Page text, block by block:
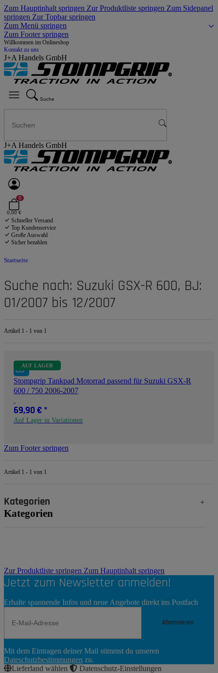
Zum Hauptinhalt springen Zur Produktliste springen Zum Sidepanel
springen Zur Topbar springen
Zum Menü springen
Zum Footer springen
Willkommen im Onlineshop
Kontakt zu uns
J+A Handels GmbH
Suche
J+A Handels GmbH
0
0,00 €
Schneller Versand
Top Kundenservice
Große Auswahl
Sicher bezahlen
Startseite
Suche nach: Suzuki GSX-R 600, BJ:
01/2007 bis 12/2007
Artikel 1 - 1 von 1
AUF LAGER
Stompgrip Tankpad Motorrad passend für Suzuki GSX-R
600 / 750 2006-2007
69,90 € *
Auf Lager in Variationen
Zum Footer springen
Artikel 1 - 1 von 1
Kategorien
Kategorien
Zur Produktliste springen Zum Hauptinhalt springen
Jetzt zum Newsletter anmelden!
Erhalte spannende Infos und neue Angebote direkt ins Postfach
Abonnieren
Abonnieren
Mit dem Eintragen deiner Mail stimmst du unseren
Dateschutzbestimmungen zu.
Lieferland wählen
Datenschutz-Einstellungen